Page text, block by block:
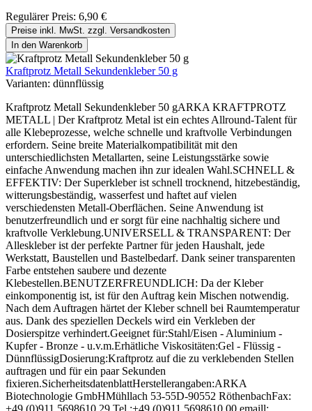
Regulärer Preis: 6,90 €
Preise inkl. MwSt. zzgl. Versandkosten
In den Warenkorb
Kraftprotz Metall Sekundenkleber 50 g
Varianten: dünnflüssig
Kraftprotz Metall Sekundenkleber 50 gARKA KRAFTPROTZ
METALL | Der Kraftprotz Metal ist ein echtes Allround-Talent für
alle Klebeprozesse, welche schnelle und kraftvolle Verbindungen
erfordern. Seine breite Materialkompatibilität mit den
unterschiedlichsten Metallarten, seine Leistungsstärke sowie
einfache Anwendung machen ihn zur idealen Wahl.SCHNELL &
EFFEKTIV: Der Superkleber ist schnell trocknend, hitzebeständig,
witterungsbeständig, wasserfest und haftet auf vielen
verschiedensten Metall-Oberflächen. Seine Anwendung ist
benutzerfreundlich und er sorgt für eine nachhaltig sichere und
kraftvolle Verklebung.UNIVERSELL & TRANSPARENT: Der
Alleskleber ist der perfekte Partner für jeden Haushalt, jede
Werkstatt, Baustellen und Bastelbedarf. Dank seiner transparenten
Farbe entstehen saubere und dezente
Klebestellen.BENUTZERFREUNDLICH: Da der Kleber
einkomponentig ist, ist für den Auftrag kein Mischen notwendig.
Nach dem Auftragen härtet der Kleber schnell bei Raumtemperatur
aus. Dank des speziellen Deckels wird ein Verkleben der
Dosierspitze verhindert.Geeignet für:Stahl/Eisen - Aluminium -
Kupfer - Bronze - u.v.m.Erhätliche Viskositäten:Gel - Flüssig -
DünnflüssigDosierung:Kraftprotz auf die zu verklebenden Stellen
auftragen und für ein paar Sekunden
fixieren.SicherheitsdatenblattHerstellerangaben:ARKA
Biotechnologie GmbHMühllach 53-55D-90552 RöthenbachFax: